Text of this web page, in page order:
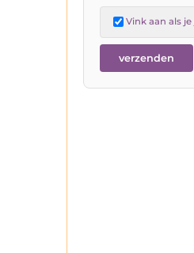
Vink aan als je